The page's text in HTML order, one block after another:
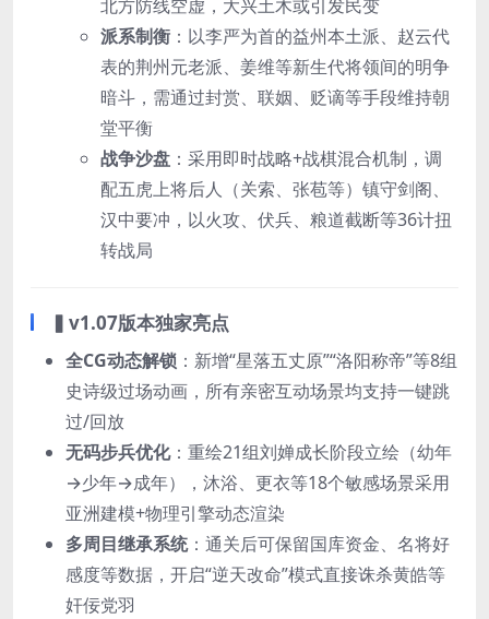
北方防线空虚，大兴土木或引发民变
派系制衡 ：以李严为首的益州本土派、赵云代
表的荆州元老派、姜维等新生代将领间的明争
暗斗，需通过封赏、联姻、贬谪等手段维持朝
堂平衡
战争沙盘 ：采用即时战略+战棋混合机制，调
配五虎上将后人（关索、张苞等）镇守剑阁、
汉中要冲，以火攻、伏兵、粮道截断等36计扭
转战局
▍ v1.07版本独家亮点
全CG动态解锁 ：新增“星落五丈原”“洛阳称帝”等8组
史诗级过场动画，所有亲密互动场景均支持一键跳
过/回放
无码步兵优化：重绘21组刘婵成长阶段立绘（幼年
→少年→成年），沐浴、更衣等18个敏感场景采用
亚洲建模+物理引擎动态渲染
多周目继承系统：通关后可保留国库资金、名将好
感度等数据，开启“逆天改命”模式直接诛杀黄皓等
奸佞党羽